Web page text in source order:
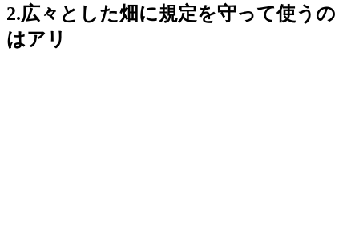
2.広々とした畑に規定を守って使うの
はアリ